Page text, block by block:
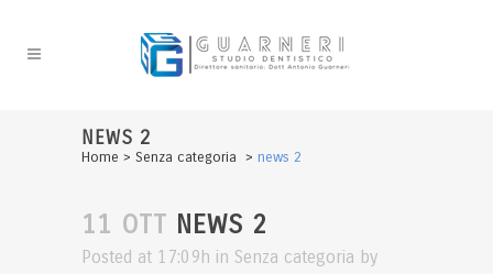
NEWS 2
Home > Senza categoria > news 2
11 OTT NEWS 2
Posted at 17:09h in Senza categoria by